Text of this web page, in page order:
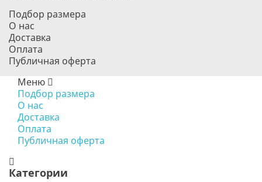
Подбор размера
О нас
Доставка
Оплата
Публичная оферта
Меню
Подбор размера
О нас
Доставка
Оплата
Публичная оферта
Категории